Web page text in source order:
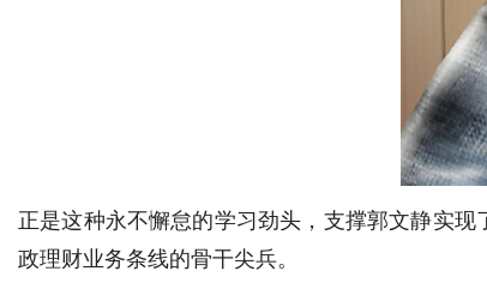
正是这种永不懈怠的学习劲头，支撑郭文静实
政理财业务条线的骨干尖兵。